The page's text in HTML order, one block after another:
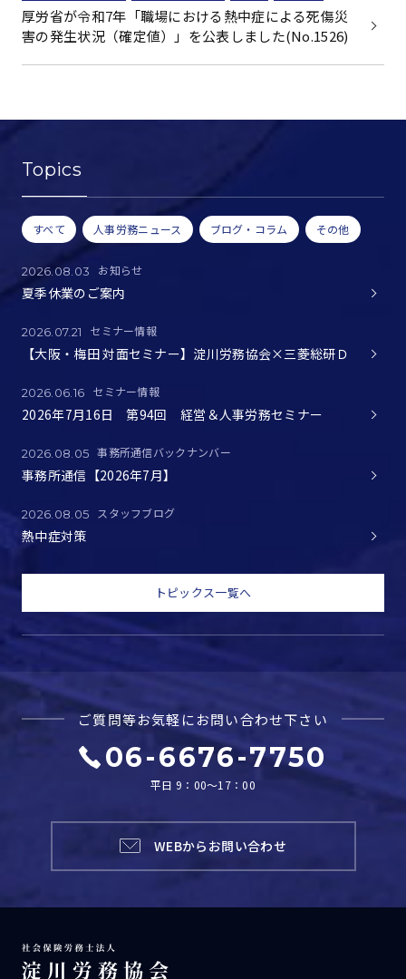
Topics
すべて 人事労務ニュース ブログ・コラム その他
2026.08.03 お知らせ
夏季休業のご案内
2026.07.21 セミナー情報
【大阪・梅田 対面セミナー】淀川労務協会×三菱総研Ｄ
2026.06.16 セミナー情報
2026年7月16日 第94回 経営＆人事労務セミナー
2026.08.05 事務所通信バックナンバー
事務所通信【2026年7月】
2026.08.05 スタッフブログ
熱中症対策
トピックス一覧へ
厚労省が令和7年「職場における熱中症による死傷災
害の発生状況（確定値）」を公表しました(No.1526)
ご質問等お気軽にお問い合わせ下さい
06-6676-7750
平日 9：00～17：00
WEBからお問い合わせ